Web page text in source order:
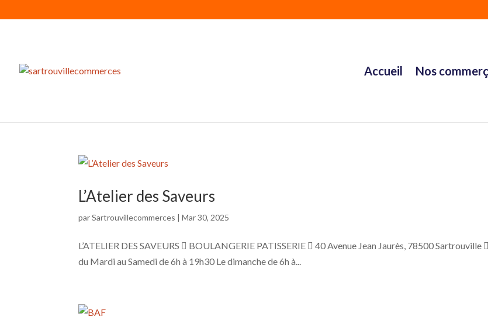
Accueil Nos
L’Atelier des Saveurs
parSartrouvillecommerces |Mar 30, 2025
L’ATELIER DES SAVEURS  BOULANGERIE PATISSERIE  40 Avenue Jean Jaurès, 78500 Sartrouville
du Mardi au Samedi de 6h à 19h30 Le dimanche de 6h à...